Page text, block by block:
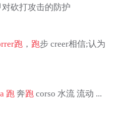
对砍打攻击的防护
跑， 跑步 creer相信;认为
跑奔跑corso 水流 流动 ...